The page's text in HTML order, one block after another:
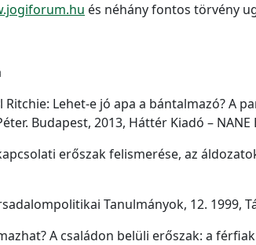
és néhány fontos törvény
Ritchie: Lehet-e jó apa a bántalmazó? A
Budapest, 2013, Háttér Kiadó – NANE
erőszak felismerése, az
Tanulmányok, 12. 1999,
A családon belüli erőszak: a